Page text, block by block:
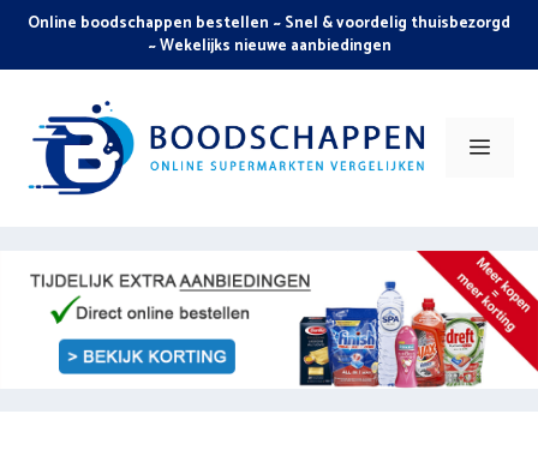
Skip
content
Online boodschappen bestellen ~ Snel & voordelig thuisbezorgd
~ Wekelijks nieuwe aanbiedingen
Menu